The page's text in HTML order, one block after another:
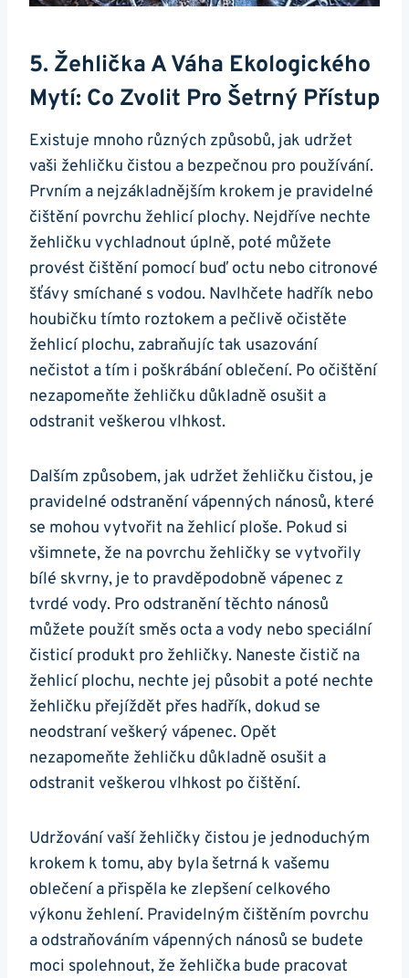
5. Žehlička A ​váha Ekologického
Mytí: Co Zvolit Pro Šetrný Přístup
Existuje mnoho různých způsobů, jak udržet‌
vaši žehličku čistou⁤ a bezpečnou pro používání.
Prvním a nejzákladnějším krokem je pravidelné
čištění povrchu žehlicí plochy. Nejdříve ‍nechte
žehličku vychladnout úplně, ​poté můžete
provést čištění pomocí buď octu nebo citronové
šťávy‌ smíchané‍ s vodou. Navlhčete ⁣hadřík nebo
houbičku tímto roztokem a ⁣pečlivě očistěte
žehlicí plochu, zabraňujíc tak usazování
nečistot a ‌tím⁤ i poškrábání oblečení. Po očištění
​nezapomeňte žehličku důkladně osušit a
odstranit veškerou vlhkost.
Dalším způsobem, jak udržet žehličku čistou, ⁢je ​
pravidelné odstranění vápenných nánosů, které
se mohou vytvořit na žehlicí ploše. Pokud si
všimnete, že na povrchu žehličky se vytvořily⁣
bílé ‍skvrny, je to pravděpodobně vápenec z
tvrdé vody. Pro odstranění těchto nánosů
můžete použít směs octa a vody nebo speciální
čisticí produkt pro žehličky. Naneste čistič na
žehlicí plochu, nechte⁤ jej působit a poté nechte
žehličku přejíždět přes hadřík, dokud se
neodstraní veškerý ⁤vápenec.⁢ Opět‌
nezapomeňte žehličku ‍důkladně osušit a‍
odstranit veškerou‍ vlhkost po čištění.
Udržování vaší⁤ žehličky čistou je jednoduchým
krokem k tomu,‌ aby byla⁤ šetrná⁣ k ⁣vašemu
⁢oblečení a přispěla ke zlepšení celkového
‍výkonu žehlení.⁤ Pravidelným čištěním ‌povrchu
a odstraňováním vápenných nánosů se budete
moci spolehnout, že žehlička bude pracovat